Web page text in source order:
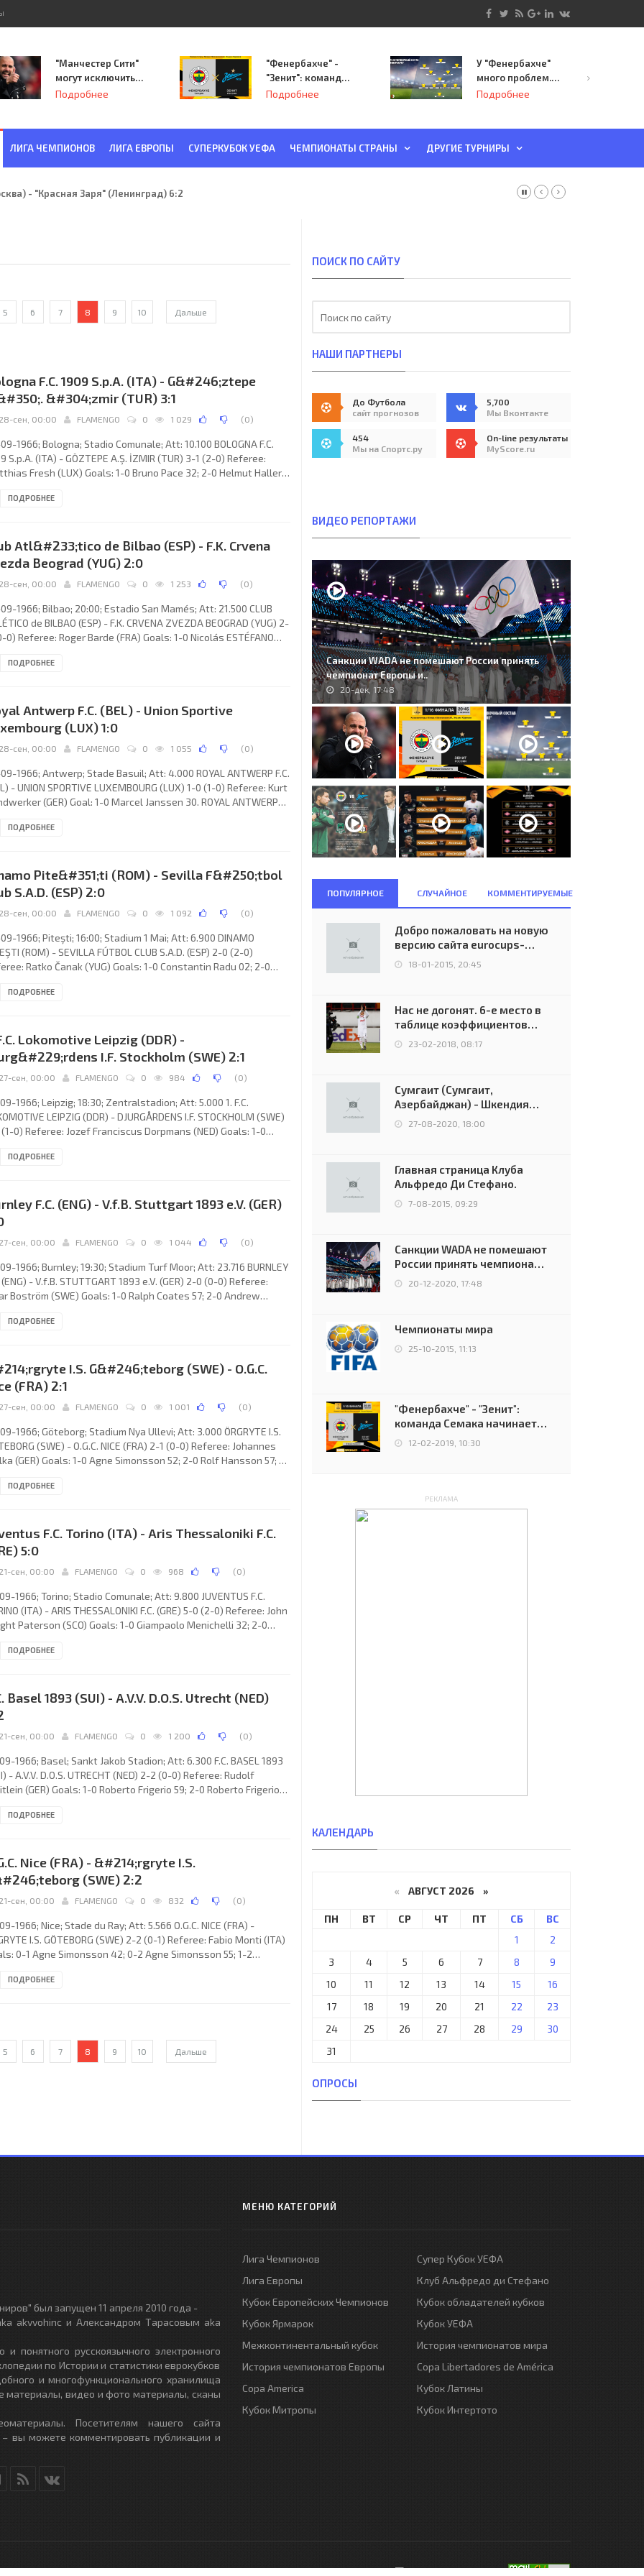
"Манчестер Сити"
могут исключить
из Лиги
Подробнее
"Фенербахче" -
"Зенит": команда
Семака начинает
Подробнее
У "Фенербахче"
много проблем.
Но он опасен для
Подробнее
ЛИГА ЧЕМПИОНОВ ЛИГА ЕВРОПЫ СУПЕРКУБОК УЕФА ЧЕМПИОНАТЫ СТРАНЫ ДРУГИЕ ТУРНИРЫ
- "Красная Заря" (Ленинград) 6:2
5 6 7 8 9 10 Дальше
F.C. 1909 S.p.A. (ITA) - G&#246;ztepe
&#304;zmir (TUR) 3:1
28-сен, 00:00 FLAMENGO 0 1 029 (0)
1966; Bologna; Stadio Comunale; Att: 10.100 BOLOGNA F.C.
S.p.A. (ITA) - GÖZTEPE A.Ş. İZMIR (TUR) 3-1 (2-0) Referee:
Fresh (LUX) Goals: 1-0 Bruno Pace 32; 2-0 Helmut Haller
(coach: Luis Antonio CARNIGLIA): Rino Rado, Tazio Roversi,
GÖZTEPE
ПОДРОБНЕЕ
Atl&#233;tico de Bilbao (ESP) - F.K. Crvena
Beograd (YUG) 2:0
28-сен, 00:00 FLAMENGO 0 1 253 (0)
1966; Bilbao; 20:00; Estadio San Mamés; Att: 21.500 CLUB
de BILBAO (ESP) - F.K. CRVENA ZVEZDA BEOGRAD (YUG) 2-
0) Referee: Roger Barde (FRA) Goals: 1-0 Nicolás ESTÉFANO
(coach: Agustín “Piri” GAÍNZA Vicandi): José Ángel IRÍBAR
ПОДРОБНЕЕ
Antwerp F.C. (BEL) - Union Sportive
(LUX) 1:0
28-сен, 00:00 FLAMENGO 0 1 055 (0)
1966; Antwerp; Stade Basuil; Att: 4.000 ROYAL ANTWERP F.C.
- UNION SPORTIVE LUXEMBOURG (LUX) 1-0 (1-0) Referee: Kurt
(GER) Goal: 1-0 Marcel Janssen 30. ROYAL ANTWERP
Bob Geens, Jos Rens, Mon Goris, Karel Beyers, Wilfried van
Ady Colas, François Kohl, Jean Hardt,
ПОДРОБНЕЕ
Pite&#351;ti (ROM) - Sevilla F&#250;tbol
S.A.D. (ESP) 2:0
28-сен, 00:00 FLAMENGO 0 1 092 (0)
1966; Piteşti; 16:00; Stadium 1 Mai; Att: 6.900 DINAMO
(ROM) - SEVILLA FÚTBOL CLUB S.A.D. (ESP) 2-0 (2-0)
Ratko Čanak (YUG) Goals: 1-0 Constantin Radu 02; 2-0
Popescu, Ion Barbu, Ilie Stelian, Constantin Olteanu,
BARINAGA
ПОДРОБНЕЕ
Lokomotive Leipzig (DDR) -
I.F. Stockholm (SWE) 2:1
27-сен, 00:00 FLAMENGO 0 984 (0)
1966; Leipzig; 18:30; Zentralstadion; Att: 5.000 1. F.C.
LEIPZIG (DDR) - DJURGÅRDENS I.F. STOCKHOLM (SWE)
(1-0) Referee: Jozef Franciscus Dorpmans (NED) Goals: 1-0
1. F.C. LOKOMOTIVE (coach: Hans Studener): Horst Weigang,
Jörg Naumann,
ПОДРОБНЕЕ
F.C. (ENG) - V.f.B. Stuttgart 1893 e.V. (GER)
27-сен, 00:00 FLAMENGO 0 1 044 (0)
1966; Burnley; 19:30; Stadium Turf Moor; Att: 23.716 BURNLEY
(ENG) - V.f.B. STUTTGART 1893 e.V. (GER) 2-0 (0-0) Referee:
Boström (SWE) Goals: 1-0 Ralph Coates 57; 2-0 Andrew
Angus, John Talbot, Arthur Bellamy, Brian Miller, Sammy Todd,
Siegfried Böhringer, Theodor
ПОДРОБНЕЕ
I.S. G&#246;teborg (SWE) - O.G.C.
(FRA) 2:1
27-сен, 00:00 FLAMENGO 0 1 001 (0)
1966; Göteborg; Stadium Nya Ullevi; Att: 3.000 ÖRGRYTE I.S.
(SWE) - O.G.C. NICE (FRA) 2-1 (0-0) Referee: Johannes
(GER) Goals: 1-0 Agne Simonsson 52; 2-0 Rolf Hansson 57; 2-
Bergling, Helge Börjesson, Bo Akervall, Bert Wåhlin, Vilgot
ПОДРОБНЕЕ
F.C. Torino (ITA) - Aris Thessaloniki F.C.
5:0
21-сен, 00:00 FLAMENGO 0 968 (0)
1966; Torino; Stadio Comunale; Att: 9.800 JUVENTUS F.C.
(ITA) - ARIS THESSALONIKI F.C. (GRE) 5-0 (2-0) Referee: John
Paterson (SCO) Goals: 1-0 Giampaolo Menichelli 32; 2-0
Favalli 87. JUVENTUS F.C. (coach: Heriberto HERRERA
Luis DEL SOL Cascajares, Virginio De
ПОДРОБНЕЕ
Basel 1893 (SUI) - A.V.V. D.O.S. Utrecht (NED)
21-сен, 00:00 FLAMENGO 0 1 200 (0)
1966; Basel; Sankt Jakob Stadion; Att: 6.300 F.C. BASEL 1893
- A.V.V. D.O.S. UTRECHT (NED) 2-2 (0-0) Referee: Rudolf
(GER) Goals: 1-0 Roberto Frigerio 59; 2-0 Roberto Frigerio
Helmut Benthaus): Marcel Kunz, Josef Kiefer, Bruno
A.V.V. D.O.S. (coach: Louis van
ПОДРОБНЕЕ
Nice (FRA) - &#214;rgryte I.S.
(SWE) 2:2
21-сен, 00:00 FLAMENGO 0 832 (0)
1966; Nice; Stade du Ray; Att: 5.566 O.G.C. NICE (FRA) -
I.S. GÖTEBORG (SWE) 2-2 (0-1) Referee: Fabio Monti (ITA)
0-1 Agne Simonsson 42; 0-2 Agne Simonsson 55; 1-2
Héctor “PANCHO” GONZÁLEZ): Marcel Aubour, Guy Cauvin,
ПОДРОБНЕЕ
5 6 7 8 9 10 Дальше
ПОИСК ПО САЙТУ
НАШИ ПАРТНЕРЫ
До Футбола
сайт прогнозов
5,700
Мы Вконтакте
454
Мы на Спортс.ру
On-line результаты
MyScore.ru
ВИДЕО РЕПОРТАЖИ
Санкции WADA не помешают России принять
чемпионат Европы и..
20-дек, 17:48
ПОПУЛЯРНОЕ СЛУЧАЙНОЕ КОММЕНТИРУЕМЫЕ
Добро пожаловать на новую
версию сайта eurocups-
uefa.ru
18-01-2015, 20:45
Нас не догонят. 6-е место в
таблице коэффициентов
УЕФА остаётся за Россией
23-02-2018, 08:17
Сумгаит (Сумгаит,
Азербайджан) - Шкендия
(Тетово, Северная
Македония) - 0:2 (0:0)
27-08-2020, 18:00
Главная страница Клуба
Альфредо Ди Стефано.
7-08-2015, 09:29
Санкции WADA не помешают
России принять чемпионат
Европы и финал Лиги
чемпионов.
20-12-2020, 17:48
Чемпионаты мира
25-10-2015, 11:13
"Фенербахче" - "Зенит":
команда Семака начинает
путь в плей-офф Лиги
12-02-2019, 10:30
РЕКЛАМА
КАЛЕНДАРЬ
« АВГУСТ 2026 »
ПН ВТ СР ЧТ ПТ СБ
ВС
1
2
3
4 5 6 7 8
9
10
11 12 13 14 15
16
17
18 19 20 21 22
23
24
25 26 27 28 29
30
31
ОПРОСЫ
был запущен 11 апреля 2010 года -
akvvohinc и Александром Тарасовым aka
понятного русскоязычного электронного
по Истории и статистики еврокубков
и многофункционального хранилища
материалы, видео и фото материалы, сканы
Посетителям нашего сайта
вы можете комментировать публикации и
МЕНЮ КАТЕГОРИЙ
Лига Чемпионов
Лига Европы
Кубок Европейских Чемпионов
Кубок Ярмарок
Межконтинентальный кубок
История чемпионатов Европы
Copa America
Кубок Митропы
Супер Кубок УЕФА
Клуб Альфредо ди Стефано
Кубок обладателей кубков
Кубок УЕФА
История чемпионатов мира
Copa Libertadores de América
Кубок Латины
Кубок Интертото
- All Rights Reserved.